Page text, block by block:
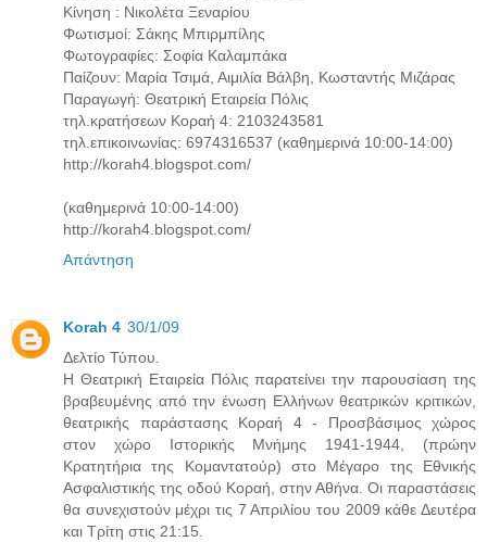
Κίνηση : Νικολέτα Ξεναρίου
Φωτισμοί: Σάκης Μπιρμπίλης
Φωτογραφίες: Σοφία Καλαμπάκα
Παίζουν: Μαρία Τσιμά, Αιμιλία Βάλβη, Κωσταντής Μιζάρας
Παραγωγή: Θεατρική Εταιρεία Πόλις
τηλ.κρατήσεων Κοραή 4: 2103243581
τηλ.επικοινωνίας: 6974316537 (καθημερινά 10:00-14:00)
http://korah4.blogspot.com/
(καθημερινά 10:00-14:00)
http://korah4.blogspot.com/
Απάντηση
Korah 4 30/1/09
Δελτίο Τύπου.
Η Θεατρική Εταιρεία Πόλις παρατείνει την παρουσίαση της
βραβευμένης από την ένωση Ελλήνων θεατρικών κριτικών,
θεατρικής παράστασης Κοραή 4 - Προσβάσιμος χώρος
στον χώρο Ιστορικής Μνήμης 1941-1944, (πρώην
Κρατητήρια της Κομαντατούρ) στο Μέγαρο της Εθνικής
Ασφαλιστικής της οδού Κοραή, στην Αθήνα. Οι παραστάσεις
θα συνεχιστούν μέχρι τις 7 Απριλίου του 2009 κάθε Δευτέρα
και Τρίτη στις 21:15.